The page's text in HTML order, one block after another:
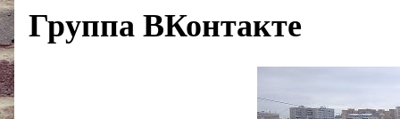
Группа ВКонтакте